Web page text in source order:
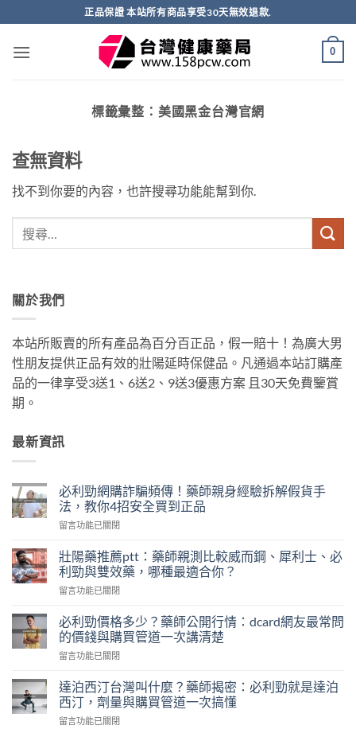
轉
正品保證 本站所有商品享受30天無效退款.
0
標籤彙整： 美國黑金台灣官網
查無資料
找不到你要的內容，也許搜尋功能能幫到你.
關於我們
本站所販賣的所有產品為百分百正品，假一賠十！為廣大男
性朋友提供正品有效的壯陽延時保健品。凡通過本站訂購產
品的一律享受3送1、6送2、9送3優惠方案 且30天免費鑒賞
期。
最新資訊
必利勁網購詐騙頻傳！藥師親身經驗拆解假貨手
法，教你4招安全買到正品
在
利
勁
網
購
騙
頻
傳！
藥
親
身
驗
留言功能已關閉
壯陽藥推薦ptt：藥師親測比較威而鋼、犀利士、必
利勁與雙效藥，哪種最適合你？
在
陽
藥
推
薦
藥
師
親
測
留言功能已關閉
必利勁價格多少？藥師公開行情：dcard網友最常問
的價錢與購買管道一次講清楚
在
利
勁
價
格
留言功能已關閉
達泊西汀台灣叫什麼？藥師揭密：必利勁就是達泊
西汀，劑量與購買管道一次搞懂
在
留言功能已關閉